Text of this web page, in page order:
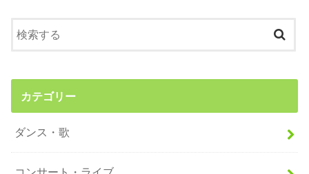
カテゴリー
ダンス・歌